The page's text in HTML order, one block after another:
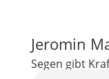
Jeromin
Segen gibt